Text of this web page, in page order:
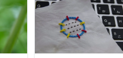
READ MORE